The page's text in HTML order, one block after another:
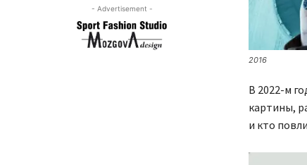
- Advertisement -
2016
В 2022-м
картины,
и кто